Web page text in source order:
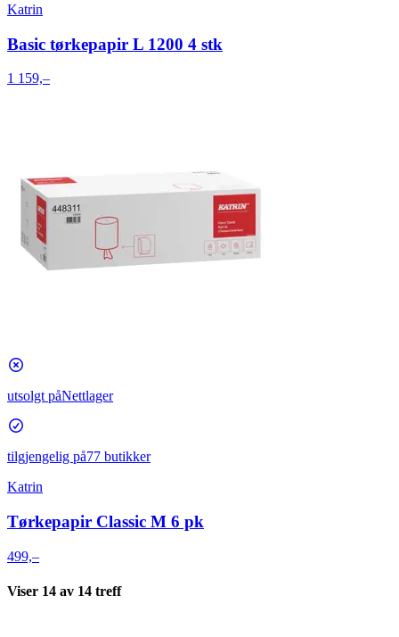
Katrin
Basic tørkepapir L 1200 4 stk
1 159,–
utsolgt påNettlager
tilgjengelig på77 butikker
Katrin
Tørkepapir Classic M 6 pk
499,–
Viser 14 av 14 treff